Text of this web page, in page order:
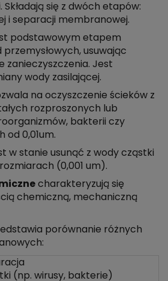
Składają się z dwóch etapów:
i separacji membranowej.
podstawowym etapem
usuwając
zanieczyszczenia. Jest
wody zasilającej.
na oczyszczenie ścieków z
rozproszonych lub
bakterii czy
od 0,01um.
w stanie usunąć z wody cząstki
(0,001 um).
charakteryzują się
chemiczną, mechaniczną
porównanie różnych
(np. wirusy, bakterie)